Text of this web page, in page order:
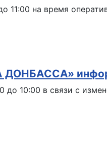
11:00 на время
ДОНБАССА»
10:00 в связи с